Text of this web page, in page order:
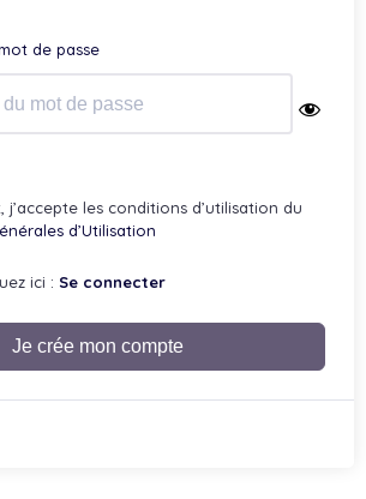
de passe
j’accepte les conditions d’utilisation du
d’Utilisation
ici : Se connecter
Je crée mon compte